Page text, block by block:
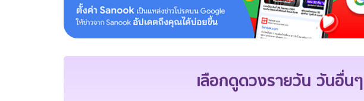
เลือกดูดวงรายวัน วันอื่นๆ